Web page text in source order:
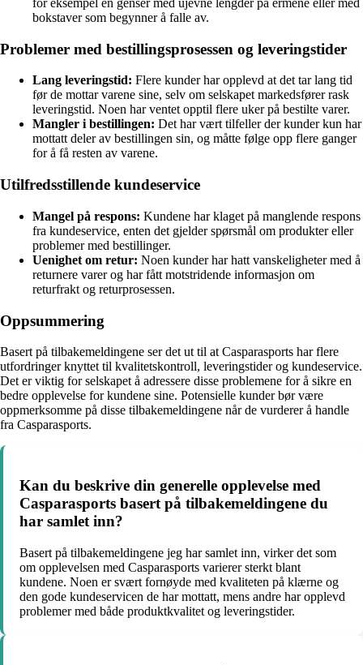
for eksempel en genser med ujevne lengder på ermene eller med
bokstaver som begynner å falle av.
Problemer med bestillingsprosessen og leveringstider
Lang leveringstid: Flere kunder har opplevd at det tar lang tid
før de mottar varene sine, selv om selskapet markedsfører rask
leveringstid. Noen har ventet opptil flere uker på bestilte varer.
Mangler i bestillingen: Det har vært tilfeller der kunder kun har
mottatt deler av bestillingen sin, og måtte følge opp flere ganger
for å få resten av varene.
Utilfredsstillende kundeservice
Mangel på respons: Kundene har klaget på manglende respons
fra kundeservice, enten det gjelder spørsmål om produkter eller
problemer med bestillinger.
Uenighet om retur: Noen kunder har hatt vanskeligheter med å
returnere varer og har fått motstridende informasjon om
returfrakt og returprosessen.
Oppsummering
Basert på tilbakemeldingene ser det ut til at Casparasports har flere
utfordringer knyttet til kvalitetskontroll, leveringstider og kundeservice.
Det er viktig for selskapet å adressere disse problemene for å sikre en
bedre opplevelse for kundene sine. Potensielle kunder bør være
oppmerksomme på disse tilbakemeldingene når de vurderer å handle
fra Casparasports.
Kan du beskrive din generelle opplevelse med
Casparasports basert på tilbakemeldingene du
har samlet inn?
Basert på tilbakemeldingene jeg har samlet inn, virker det som
om opplevelsen med Casparasports varierer sterkt blant
kundene. Noen er svært fornøyde med kvaliteten på klærne og
den gode kundeservicen de har mottatt, mens andre har opplevd
problemer med både produktkvalitet og leveringstider.